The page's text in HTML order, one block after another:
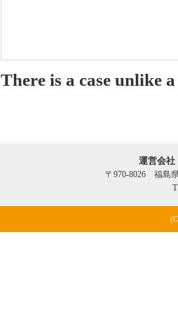
There is a case unlike
運営会
〒970-8026 福島